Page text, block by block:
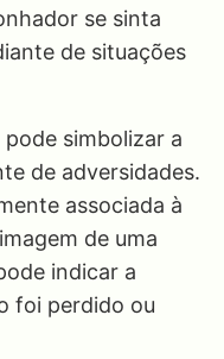
se sinta
de situações
simbolizar a
de adversidades.
associada à
de uma
indicar a
foi perdido ou